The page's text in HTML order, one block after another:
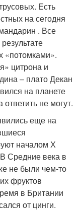
Есть
на сегодня
. Все
«потомками».
цитрона и
– плато Декан
на планете
не могут.
еще на
началом Х
Средние века в
не были чем-то
фруктов
в Британии
от цинги.